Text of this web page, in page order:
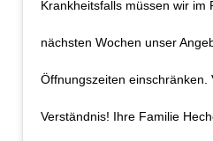
Krankheitsfalls müssen wir im
nächsten Wochen unser
Öffnungszeiten einschränken.
Verständnis! Ihre Familie